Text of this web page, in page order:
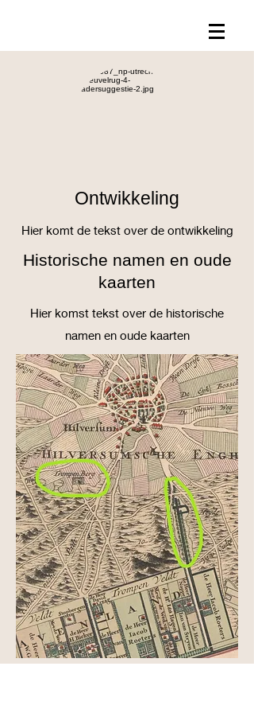
Ontwikkeling
Hier komt de tekst over de ontwikkeling
Historische namen en oude
kaarten
Hier komst tekst over de historische
namen en oude kaarten